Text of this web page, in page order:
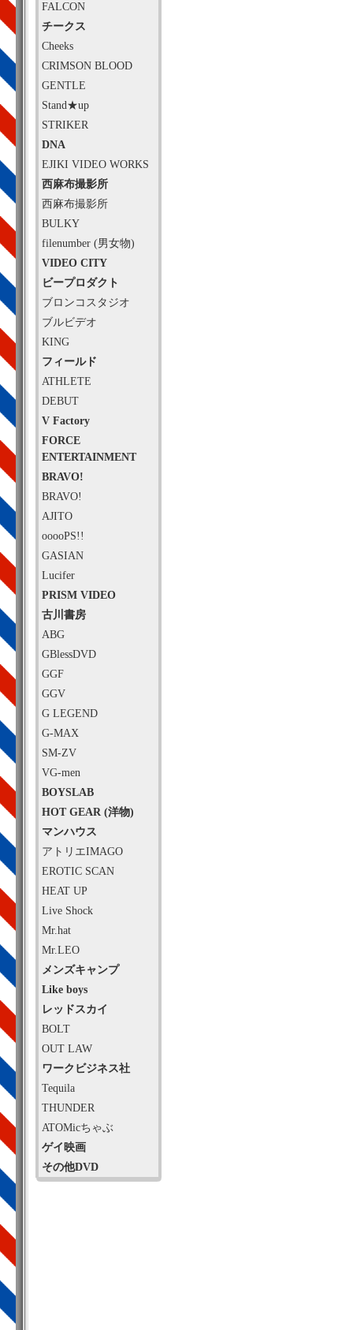
FALCON
チークス
Cheeks
CRIMSON BLOOD
GENTLE
Stand★up
STRIKER
DNA
EJIKI VIDEO WORKS
西麻布撮影所
西麻布撮影所
BULKY
filenumber (男女物)
VIDEO CITY
ビープロダクト
ブロンコスタジオ
ブルビデオ
KING
フィールド
ATHLETE
DEBUT
V Factory
FORCE
ENTERTAINMENT
BRAVO!
BRAVO!
AJITO
ooooPS!!
GASIAN
Lucifer
PRISM VIDEO
古川書房
ABG
GBlessDVD
GGF
GGV
G LEGEND
G-MAX
SM-ZV
VG-men
BOYSLAB
HOT GEAR (洋物)
マンハウス
アトリエIMAGO
EROTIC SCAN
HEAT UP
Live Shock
Mr.hat
Mr.LEO
メンズキャンプ
Like boys
レッドスカイ
BOLT
OUT LAW
ワークビジネス社
Tequila
THUNDER
ATOMicちゃぶ
ゲイ映画
その他DVD